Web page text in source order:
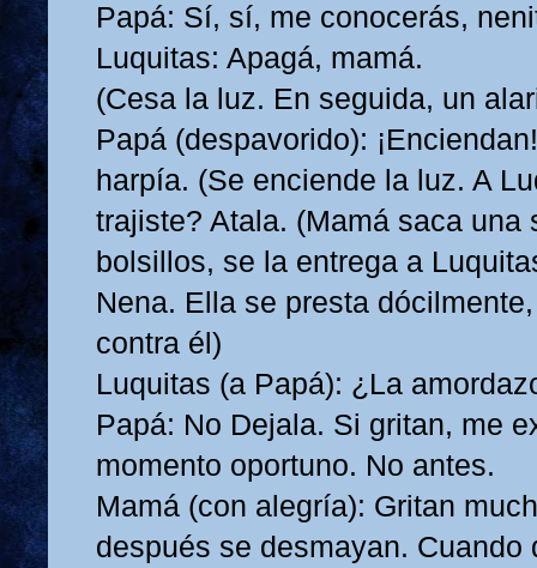
Papá: Sí, sí, me conocerás,
Luquitas: Apagá, mamá.
(Cesa la luz. En seguida, un
Papá (despavorido):
harpía. (Se enciende la luz. A
trajiste? Atala. (Mamá saca una
bolsillos, se la entrega a
Nena. Ella se presta
contra él)
Luquitas (a Papá): ¿La
Papá: No Dejala. Si gritan, me
momento oportuno. No antes.
Mamá (con alegría): Gritan
después se desmayan. Cuando